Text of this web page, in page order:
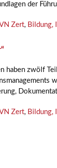
der
Zert, Bildung,
haben zwölf
Zert, Bildung,